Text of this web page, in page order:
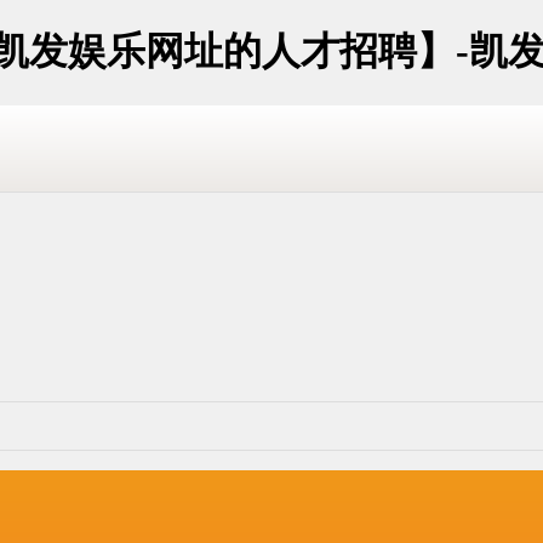
发娱乐网址的人才招聘】-凯